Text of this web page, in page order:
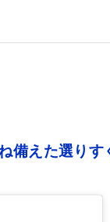
備えた選りす